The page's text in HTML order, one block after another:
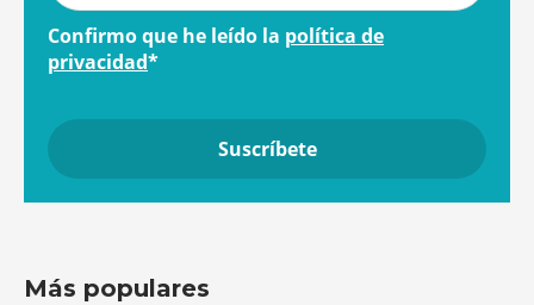
Confirmo que he leído la política de
privacidad*
Más populares